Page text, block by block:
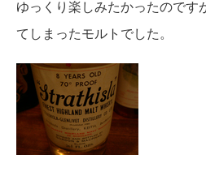
ゆっくり楽しみたかったのです
てしまったモルトでした。